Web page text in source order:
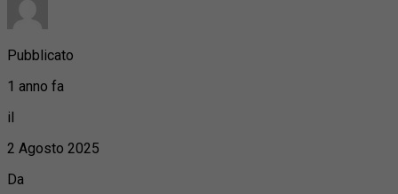
Pubblicato
1 anno fa
il
2 Agosto 2025
Da